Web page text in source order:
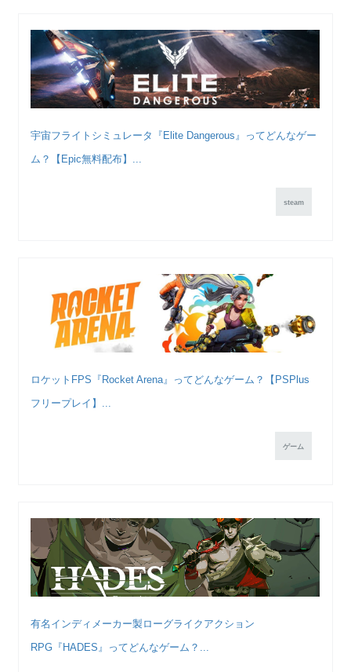
宇宙フライトシミュレータ『Elite Dangerous』ってどんなゲー
ム？【Epic無料配布】...
steam
ロケットFPS『Rocket Arena』ってどんなゲーム？【PSPlus
フリープレイ】...
ゲーム
有名インディメーカー製ローグライクアクション
RPG『HADES』ってどんなゲーム？...